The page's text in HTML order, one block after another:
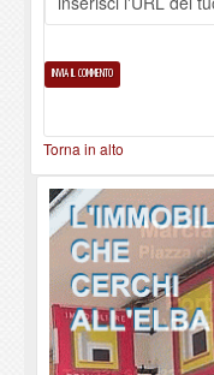
Torna in alto